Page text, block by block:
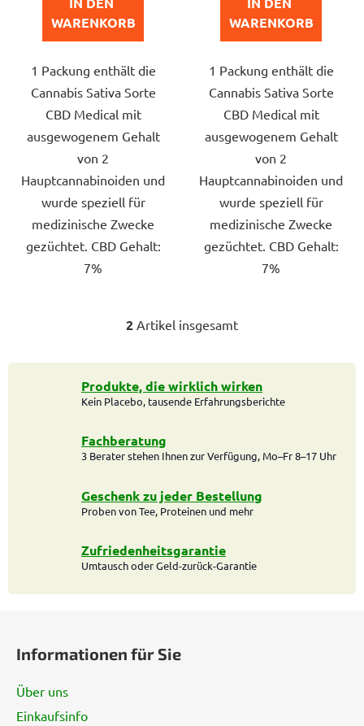
5
Sternen.
WARENKORB
1 Packung enthält die
Cannabis Sativa Sorte
CBD Medical mit
ausgewogenem Gehalt
von 2
Hauptcannabinoiden und
wurde speziell für
medizinische Zwecke
gezüchtet. CBD Gehalt:
7%
5
Sternen.
WARENKORB
1 Packung enthält die
Cannabis Sativa Sorte
CBD Medical mit
ausgewogenem Gehalt
von 2
Hauptcannabinoiden und
wurde speziell für
medizinische Zwecke
gezüchtet. CBD Gehalt:
7%
S
e
u
e
l
m
e
t
e
e
i
2 Artikel insgesamt
Produkte, die wirklich wirken
Kein Placebo, tausende Erfahrungsberichte
Fachberatung
3 Berater stehen Ihnen zur Verfügung, Mo–Fr 8–17 Uhr
Geschenk zu jeder Bestellung
Proben von Tee, Proteinen und mehr
Zufriedenheitsgarantie
Umtausch oder Geld-zurück-Garantie
Informationen für Sie
Über uns
Einkaufsinfo